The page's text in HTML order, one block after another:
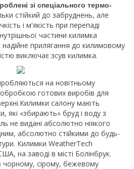
зі спеціального термо-
стійкий до забруднень, але
і м'якість при перепаді
частини килимка
прилягання до килимовому
виключає зсув килимка.
на новітньому
готових виробів для
салону мають
які «збирають» бруд і воду з
не видані абсолютно ніякого
абсолютно стійкими до будь-
Килимки WeatherTech
на заводі в місті Болінбрук.
чорному, сірому, бежевому